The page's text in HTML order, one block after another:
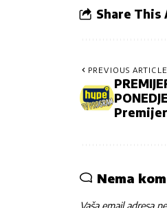
Share This
PREVIOUS ARTICLE
Nema
Vaša email adresa